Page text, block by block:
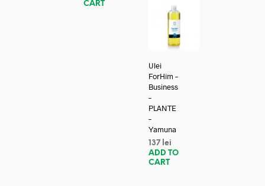
CART
Ulei
ForHim –
Business
–
PLANTE
–
Yamuna
137 lei
ADD TO
CART